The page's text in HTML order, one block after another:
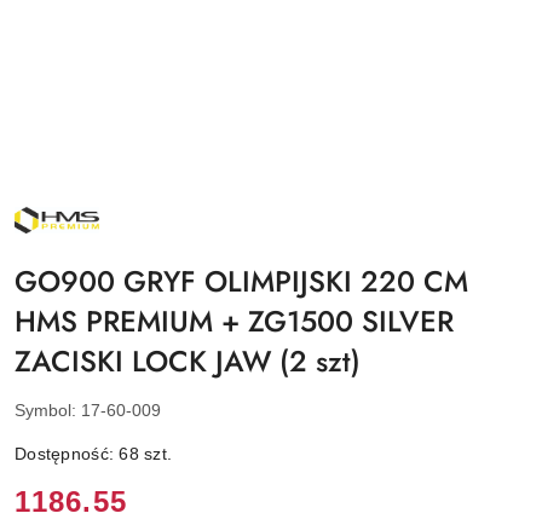
NAZWA
PRODUCENTA:
GO900 GRYF OLIMPIJSKI 220 CM
HMS PREMIUM + ZG1500 SILVER
ZACISKI LOCK JAW (2 szt)
Symbol: 17-60-009
Dostępność:68szt.
Cena:
1186.55